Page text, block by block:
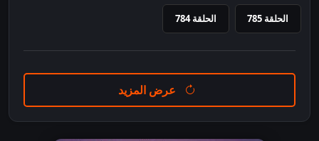
الحلقة 785 الحلقة 784
عرض المزيد